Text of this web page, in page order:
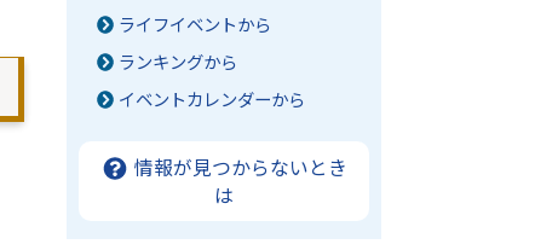
ライフイベントから
ランキングから
イベントカレンダーから
情報が見つからないとき
は